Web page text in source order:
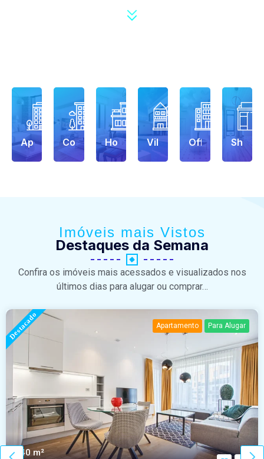
ApartmentCondo House Villa Office Shop
Imóveis mais Vistos
Destaques da Semana
Confira os imóveis mais acessados e visualizados nos
últimos dias para alugar ou comprar…
Destacado Apartamento Para Alugar
140 m²